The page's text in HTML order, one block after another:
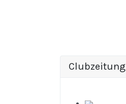
Clubzeitung